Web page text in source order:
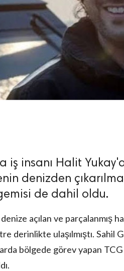
iş insanı Halit
denizden
de dahil oldu.
açılan ve parçalanmış
derinlikte ulaşılmıştı. Sahil
bölgede görev yapan TCG